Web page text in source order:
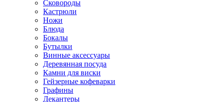
Сковороды
Кастрюли
Ножи
Блюда
Бокалы
Бутылки
Винные аксессуары
Деревянная посуда
Камни для виски
Гейзерные кофеварки
Графины
Декантеры